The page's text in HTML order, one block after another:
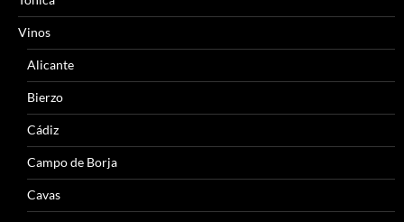
Vinos
Alicante
Bierzo
Cádiz
Campo de Borja
Cavas